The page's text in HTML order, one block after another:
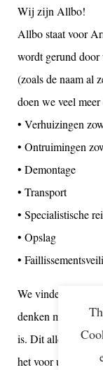
Wij zijn Allbo!
Allbo staat voor
wordt gerund door
(zoals de naam al
doen we veel
• Verhuizingen
• Ontruimingen
• Demontage
• Transport
• Specialistische
• Opslag
•
We vinden een
denken mee van
is. Dit alles terwijl
het voor u gedaan